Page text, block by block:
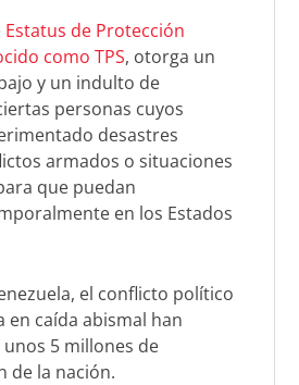
Estatus de Protección
como TPS, otorga un
y un indulto de
personas cuyos
desastres
armados o situaciones
que puedan
en los Estados
el conflicto político
en caída abismal han
5 millones de
de la nación.